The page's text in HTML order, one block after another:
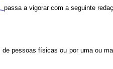
passa a vigorar com a seguinte
pessoas físicas ou por uma ou